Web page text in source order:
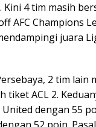
Kini 4 tim masih
AFC Champions
juara
2 tim lain
tiket ACL 2.
dengan 55